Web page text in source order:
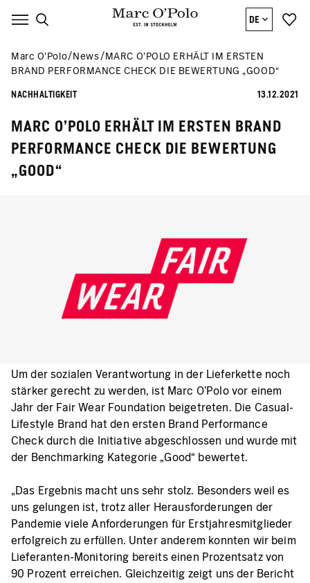
DE
Marc O’Polo News
MARC O’POLO ERHÄLT IM ERSTEN
BRAND PERFORMANCE CHECK DIE BEWERTUNG „GOOD“
NACHHALTIGKEIT 13.12.2021
MARC O’POLO ERHÄLT IM ERSTEN BRAND
PERFORMANCE CHECK DIE BEWERTUNG
„GOOD“
Um der sozialen Verantwortung in der Lieferkette noch
stärker gerecht zu werden, ist Marc O’Polo vor einem
Jahr der Fair Wear Foundation beigetreten. Die Casual-
Lifestyle Brand hat den ersten Brand Performance
Check durch die Initiative abgeschlossen und wurde mit
der Benchmarking Kategorie „Good“ bewertet.
„Das Ergebnis macht uns sehr stolz. Besonders weil es
uns gelungen ist, trotz aller Herausforderungen der
Pandemie viele Anforderungen für Erstjahresmitglieder
erfolgreich zu erfüllen. Unter anderem konnten wir beim
Lieferanten-Monitoring bereits einen Prozentsatz von
90 Prozent erreichen. Gleichzeitig zeigt uns der Bericht